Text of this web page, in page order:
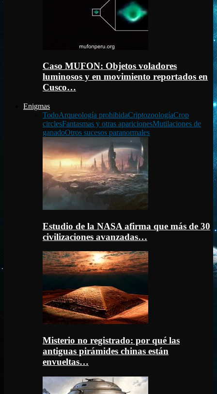
Caso MUFON: Objetos voladores
luminosos y en movimiento reportados en
Cusco…
Enigmas
TodoArqueología prohibidaCriptozoologíaCrop
circlesFantasmas y otras aparicionesMutilaciones de
ganadoOtros sucesos paranormales
Estudio de la NASA afirma que más de 30
civilizaciones avanzadas…
Misterio no registrado: por qué las
antiguas pirámides chinas están
envueltas…